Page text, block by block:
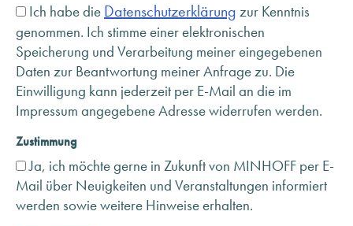
Ich habe die Datenschutzerklärung zur Kenntnis
genommen. Ich stimme einer elektronischen
Speicherung und Verarbeitung meiner eingegebenen
Daten zur Beantwortung meiner Anfrage zu. Die
Einwilligung kann jederzeit per E-Mail an die im
Impressum angegebene Adresse widerrufen werden.
Zustimmung
Ja, ich möchte gerne in Zukunft von MINHOFF per E-
Mail über Neuigkeiten und Veranstaltungen informiert
werden sowie weitere Hinweise erhalten.